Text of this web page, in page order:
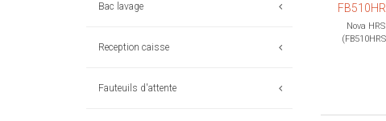
Bac lavage
Reception caisse
Fauteuils d'attente
Nova HRS